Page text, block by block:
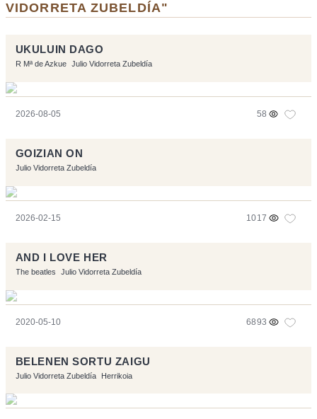
VIDORRETA ZUBELDÍA"
UKULUIN DAGO
R Mª de Azkue Julio Vidorreta Zubeldía
2026-08-05 58
GOIZIAN ON
Julio Vidorreta Zubeldía
2026-02-15 1017
AND I LOVE HER
The beatles Julio Vidorreta Zubeldía
2020-05-10 6893
BELENEN SORTU ZAIGU
Julio Vidorreta Zubeldía Herrikoia